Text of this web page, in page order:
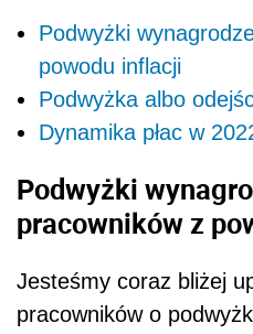
Podwyżki
powodu inflacji
Podwyżka albo
Dynamika płac w
Podwyżki
pracowników z
Jesteśmy coraz bliżej
pracowników o